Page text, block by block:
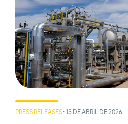
PRESS RELEASES• 13 DE ABRIL DE 2026